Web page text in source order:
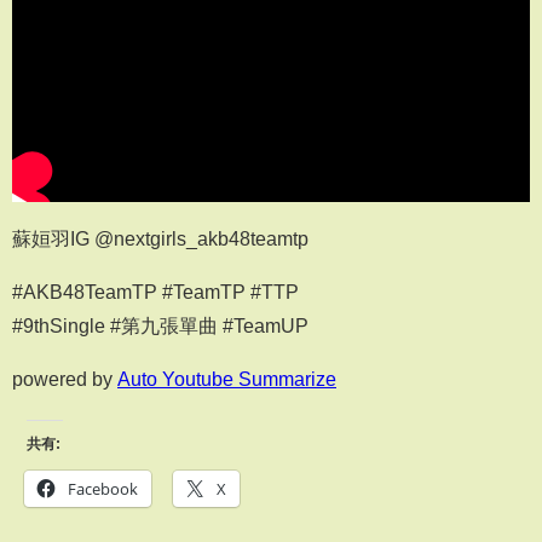
蘇姮羽IG @nextgirls_akb48teamtp
#AKB48TeamTP #TeamTP #TTP⁣
#9thSingle #第九張單曲 #TeamUP
powered by Auto Youtube Summarize
共有:
Facebook X